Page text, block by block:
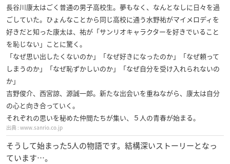
長谷川康太はごく普通の男子高校生。夢もなく、なんとなしに日々を過
ごしていた。ひょんなことから同じ高校に通う水野祐がマイメロディを
好きだと知った康太は、祐が「サンリオキャラクターを好きでいること
を恥じない」ことに驚く。
「なぜ思い出したくないのか」「なぜ好きになったのか」「なぜ頼って
しまうのか」「なぜ恥ずかしいのか」「なぜ自分を受け入れられないの
か」
吉野俊介、西宮諒、源誠一郎。新たな出会いを重ねながら、康太は自分
の心と向き合っていく。
それぞれの思いを秘めた仲間たちが集い、５人の青春が始まる。
www.sanrio.co.jp
そうして始まった5人の物語です。結構深いストーリーとなっ
ています…。